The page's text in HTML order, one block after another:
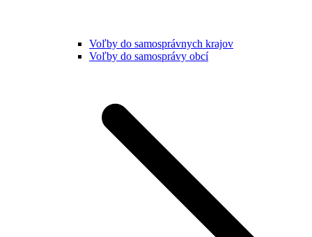
Voľby do samosprávnych krajov
Voľby do samosprávy obcí